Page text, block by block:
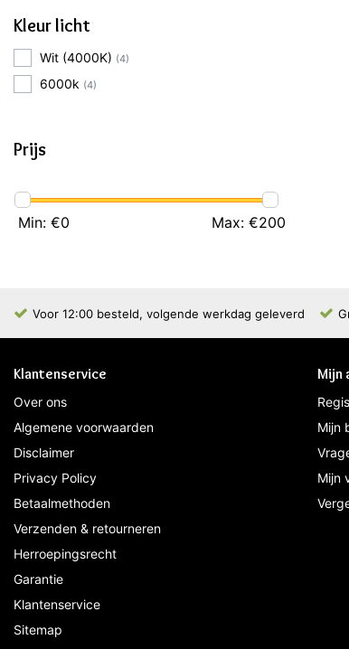
Kleur licht
Wit (4000K) (4)
6000k (4)
Prijs
Min: €0 Max: €200
Voor 12:00 besteld, volgende werkdag geleverd
Klantenservice
Over ons
Algemene voorwaarden
Disclaimer
Privacy Policy
Betaalmethoden
Verzenden & retourneren
Herroepingsrecht
Garantie
Klantenservice
Sitemap
Mijn
Mijn
Mijn